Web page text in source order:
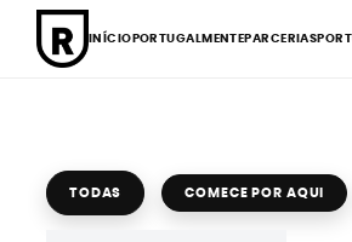
INÍCIO PORTUGALMENTE PARCERIAS
TODAS COMECE POR AQUI